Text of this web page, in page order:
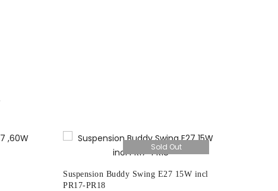
Sold Out
Suspension Buddy Swing E27 15W incl
PR17-PR18